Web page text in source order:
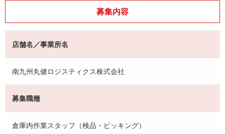
募集内容
店舗名／事業所名
南九州丸健ロジスティクス株式会社
募集職種
倉庫内作業スタッフ（検品・ピッキング）